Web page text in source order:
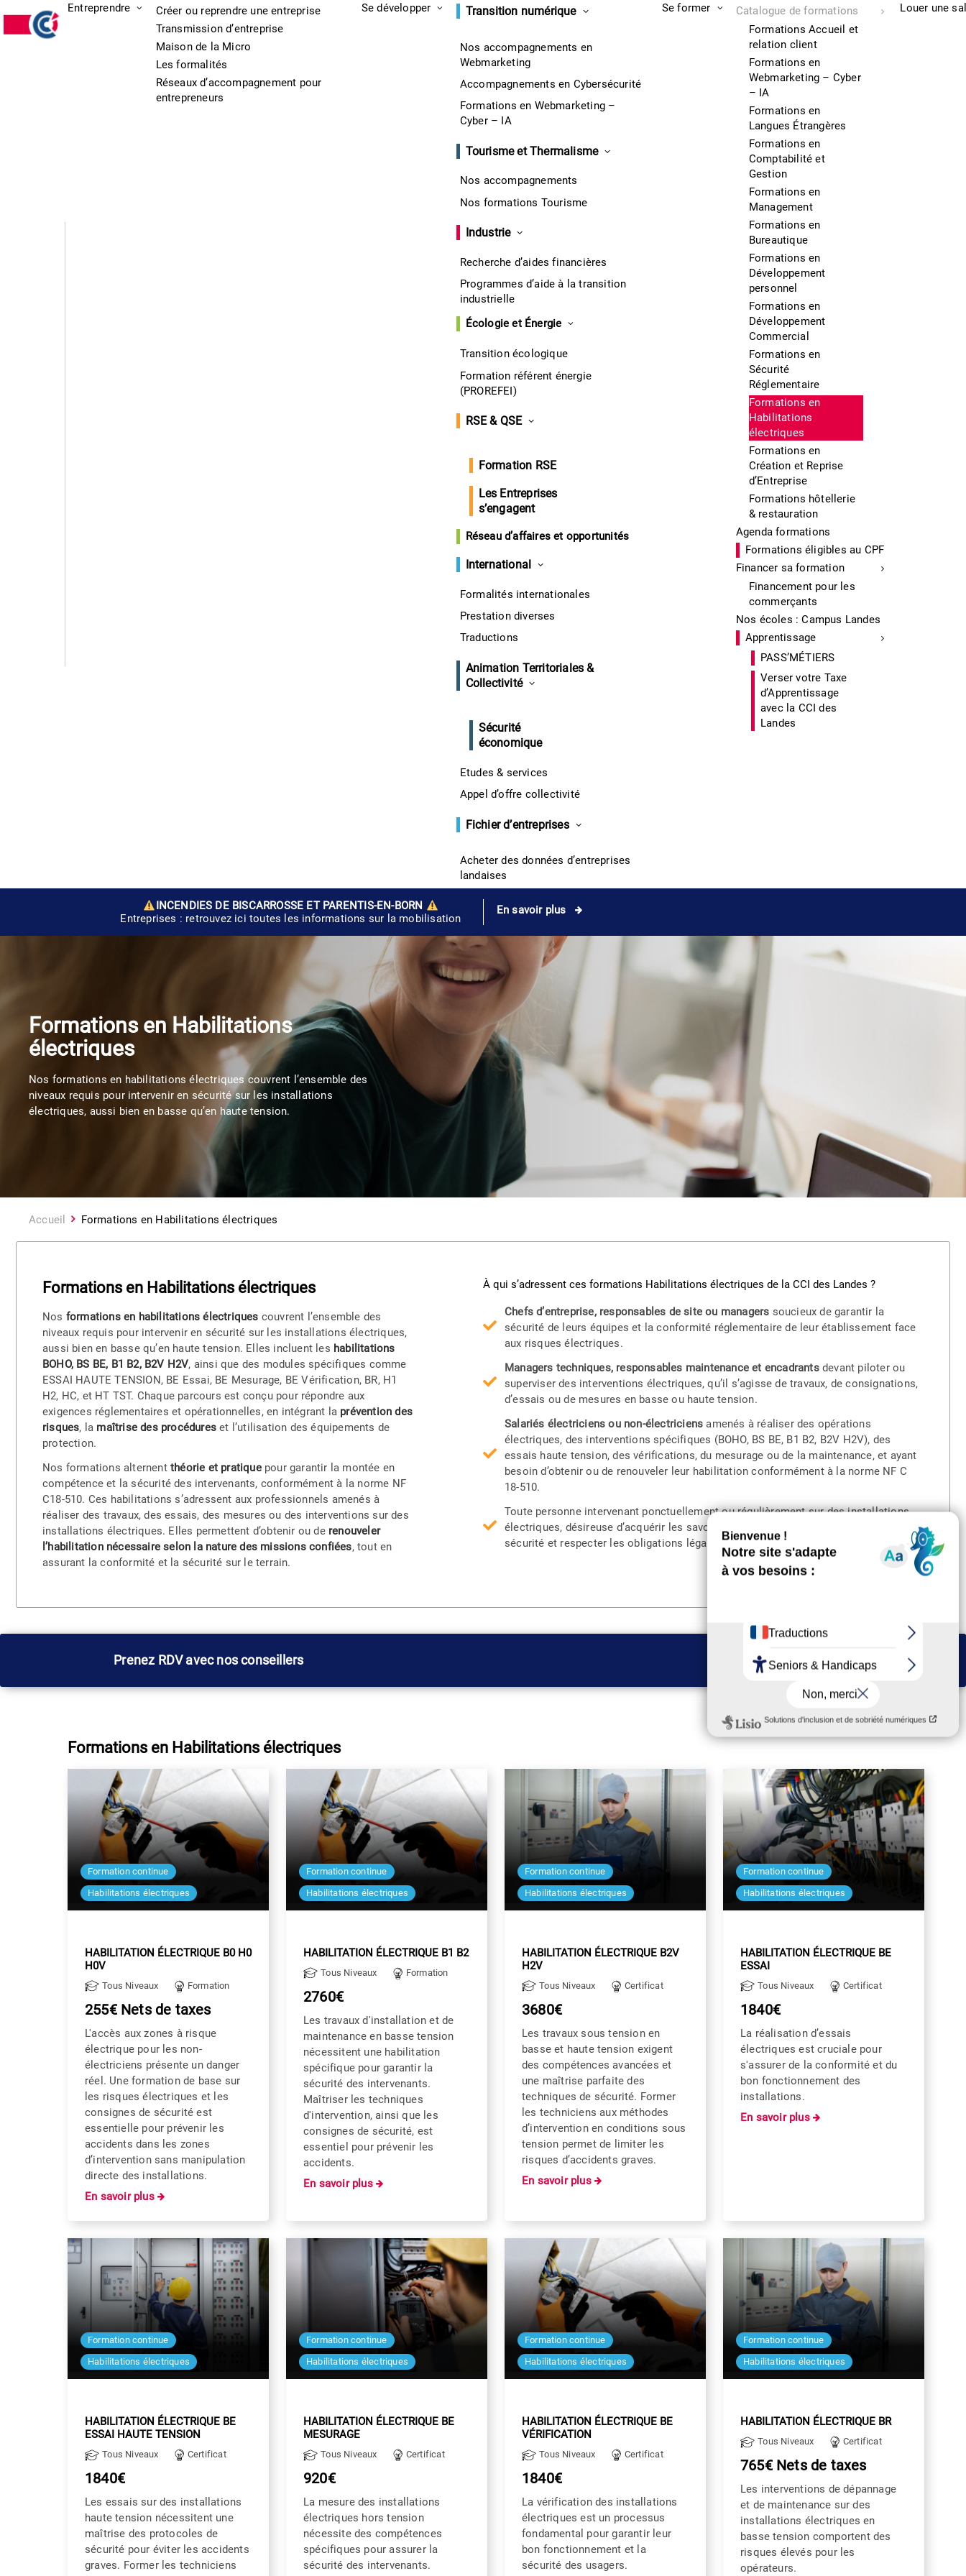
Entreprendre
Créer ou reprendre une entreprise
Transmission d’entreprise
Maison de la Micro
Les formalités
Réseaux d’accompagnement pour
entrepreneurs
Se développer Transition numérique
Nos accompagnements en
Webmarketing
Accompagnements en Cybersécurité
Formations en Webmarketing –
Cyber – IA
Tourisme et Thermalisme
Nos accompagnements
Nos formations Tourisme
Industrie
Recherche d’aides financières
Programmes d’aide à la transition
industrielle
Écologie et Énergie
Transition écologique
Formation référent énergie
(PROREFEI)
RSE & QSE
Formation RSE
Les Entreprises
s’engagent
Réseau d’affaires et opportunités
International
Formalités internationales
Prestation diverses
Traductions
Animation Territoriales &
Collectivité
Sécurité
économique
Etudes & services
Appel d’offre collectivité
Fichier d’entreprises
Acheter des données d’entreprises
landaises
Se former
Catalogue de formations
Formations Accueil et
relation client
Formations en
Webmarketing – Cyber
– IA
Formations en
Langues Étrangères
Formations en
Comptabilité et
Gestion
Formations en
Management
Formations en
Bureautique
Formations en
Développement
personnel
Formations en
Développement
Commercial
Formations en
Sécurité
Réglementaire
Formations en
Habilitations
électriques
Formations en
Création et Reprise
d’Entreprise
Formations hôtellerie
& restauration
Agenda formations
Formations éligibles au CPF
Financer sa formation
Financement pour les
commerçants
Nos écoles : Campus Landes
Apprentissage
PASS’MÉTIERS
Verser votre Taxe
d’Apprentissage
avec la CCI des
Landes
Louer une
INCENDIES DE BISCARROSSE ET PARENTIS-EN-BORN
Entreprises : retrouvez ici toutes les informations sur la mobilisation
En savoir plus
Formations en Habilitations
électriques
Nos formations en habilitations électriques couvrent l’ensemble des
niveaux requis pour intervenir en sécurité sur les installations
électriques, aussi bien en basse qu’en haute tension.
Accueil Formations en Habilitations électriques
Formations en Habilitations électriques
Nos formations en habilitations électriques couvrent l’ensemble des
niveaux requis pour intervenir en sécurité sur les installations électriques,
aussi bien en basse qu’en haute tension. Elles incluent les habilitations
BOHO, BS BE, B1 B2, B2V H2V, ainsi que des modules spécifiques comme
ESSAI HAUTE TENSION, BE Essai, BE Mesurage, BE Vérification, BR, H1
H2, HC, et HT TST. Chaque parcours est conçu pour répondre aux
exigences réglementaires et opérationnelles, en intégrant la prévention des
risques, la maîtrise des procédures et l’utilisation des équipements de
protection.
Nos formations alternent théorie et pratiquepour garantir la montée en
compétence et la sécurité des intervenants, conformément à la norme NF
C18-510. Ces habilitations s’adressent aux professionnels amenés à
réaliser des travaux, des essais, des mesures ou des interventions sur des
installations électriques. Elles permettent d’obtenir ou derenouveler
l’habilitation nécessaire selon la nature des missions confiées, tout en
assurant la conformité et la sécurité sur le terrain.
À qui s’adressent ces formations Habilitations électriques de la CCI des Landes ?
Chefs d’entreprise, responsables de site ou managers soucieux de garantir la
sécurité de leurs équipes et la conformité réglementaire de leur établissement face
aux risques électriques.
Managers techniques, responsables maintenance et encadrantsdevant piloter ou
superviser des interventions électriques, qu’il s’agisse de travaux, de consignations,
d’essais ou de mesures en basse ou haute tension.
Salariés électriciens ou non-électriciens amenés à réaliser des opérations
électriques, des interventions spécifiques (BOHO, BS BE, B1 B2, B2V H2V), des
essais haute tension, des vérifications, du mesurage ou de la maintenance, et ayant
besoin d’obtenir ou de renouveler leur habilitation conformément à la norme NF C
18-510.
Toute personne intervenant ponctuellement ou régulièrement sur des installations
électriques, désireuse d’acquérir les savoir-faire indispensables pour travailler en
sécurité et respecter les obligations légales.
Prenez RDV avec nos conseillers Je prends rdv en ligne
Formations en Habilitations électriques
Formation continue
Habilitations électriques
HABILITATION ÉLECTRIQUE B0 H0
H0V
Tous Niveaux Formation
255€ Nets de taxes
L'accès aux zones à risque
électrique pour les non-
électriciens présente un danger
réel. Une formation de base sur
les risques électriques et les
consignes de sécurité est
essentielle pour prévenir les
accidents dans les zones
d’intervention sans manipulation
directe des installations.
En savoir plus
Formation continue
Habilitations électriques
HABILITATION ÉLECTRIQUE B1 B2
Tous Niveaux Formation
2760€
Les travaux d'installation et de
maintenance en basse tension
nécessitent une habilitation
spécifique pour garantir la
sécurité des intervenants.
Maîtriser les techniques
d'intervention, ainsi que les
consignes de sécurité, est
essentiel pour prévenir les
accidents.
En savoir plus
Formation continue
Habilitations électriques
HABILITATION ÉLECTRIQUE B2V
H2V
Tous Niveaux Certificat
3680€
Les travaux sous tension en
basse et haute tension exigent
des compétences avancées et
une maîtrise parfaite des
techniques de sécurité. Former
les techniciens aux méthodes
d’intervention en conditions sous
tension permet de limiter les
risques d’accidents graves.
En savoir plus
Formation continue
Habilitations électriques
HABILITATION ÉLECTRIQUE BE
ESSAI
Tous Niveaux Certificat
1840€
La réalisation d’essais
électriques est cruciale pour
s'assurer de la conformité et du
bon fonctionnement des
installations.
En savoir plus
Formation continue
Habilitations électriques
HABILITATION ÉLECTRIQUE BE
ESSAI HAUTE TENSION
Tous Niveaux Certificat
1840€
Les essais sur des installations
haute tension nécessitent une
maîtrise des protocoles de
sécurité pour éviter les accidents
graves. Former les techniciens
Formation continue
Habilitations électriques
HABILITATION ÉLECTRIQUE BE
MESURAGE
Tous Niveaux Certificat
920€
La mesure des installations
électriques hors tension
nécessite des compétences
spécifiques pour assurer la
sécurité des intervenants.
Formation continue
Habilitations électriques
HABILITATION ÉLECTRIQUE BE
VÉRIFICATION
Tous Niveaux Certificat
1840€
La vérification des installations
électriques est un processus
fondamental pour garantir leur
bon fonctionnement et la
sécurité des usagers.
Formation continue
Habilitations électriques
HABILITATION ÉLECTRIQUE BR
Tous Niveaux Certificat
765€ Nets de taxes
Les interventions de dépannage
et de maintenance sur des
installations électriques en
basse tension comportent des
risques élevés pour les
opérateurs.